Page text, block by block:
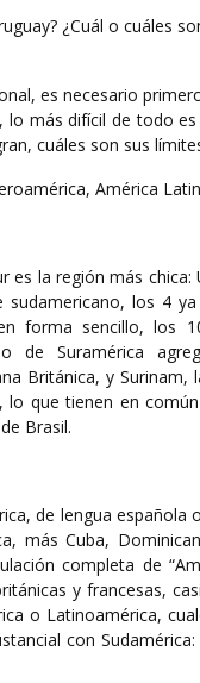
¿Cuál o cuáles
es necesario
más difícil de todo
cuáles son sus
América
la región más chica:
los 4
forma sencillo, los
de Suramérica
Británica, y Surinam,
que tienen en
Brasil.
de lengua española
más Cuba,
completa de
y francesas,
o Latinoamérica,
con